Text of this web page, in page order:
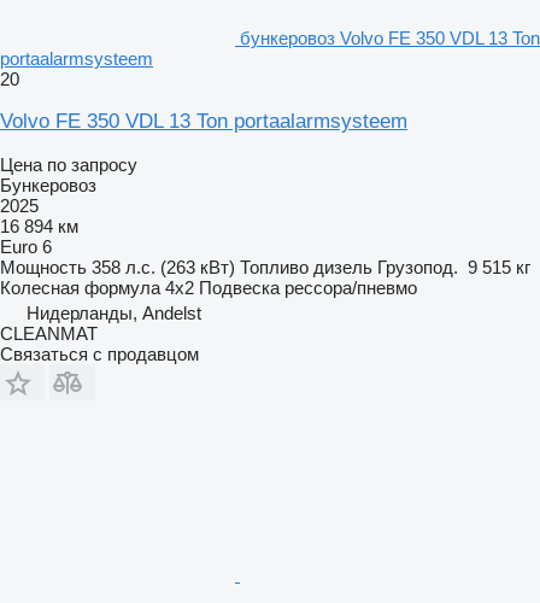
бункеровоз Volvo FE 350 VDL 13 Ton
portaalarmsysteem
20
Volvo FE 350 VDL 13 Ton portaalarmsysteem
Цена по запросу
Бункеровоз
2025
16 894 км
Euro 6
Мощность 358 л.с. (263 кВт) Топливо дизель Грузопод. 9 515 кг
Колесная формула 4x2 Подвеска рессора/пневмо
Нидерланды, Andelst
CLEANMAT
Связаться с продавцом